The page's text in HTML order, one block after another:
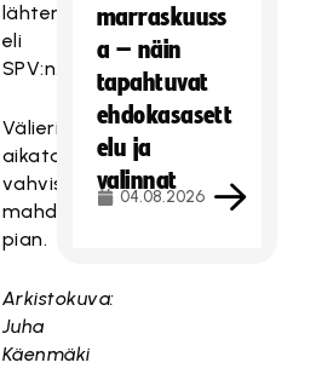
lähteneen
eli
SPV:n.
Välierien
aikataulu
vahvistetaan
mahdollisimman
pian.
Arkistokuva:
Juha
Käenmäki
marraskuuss
a – näin
tapahtuvat
ehdokasasett
elu ja
valinnat
04.08.2026